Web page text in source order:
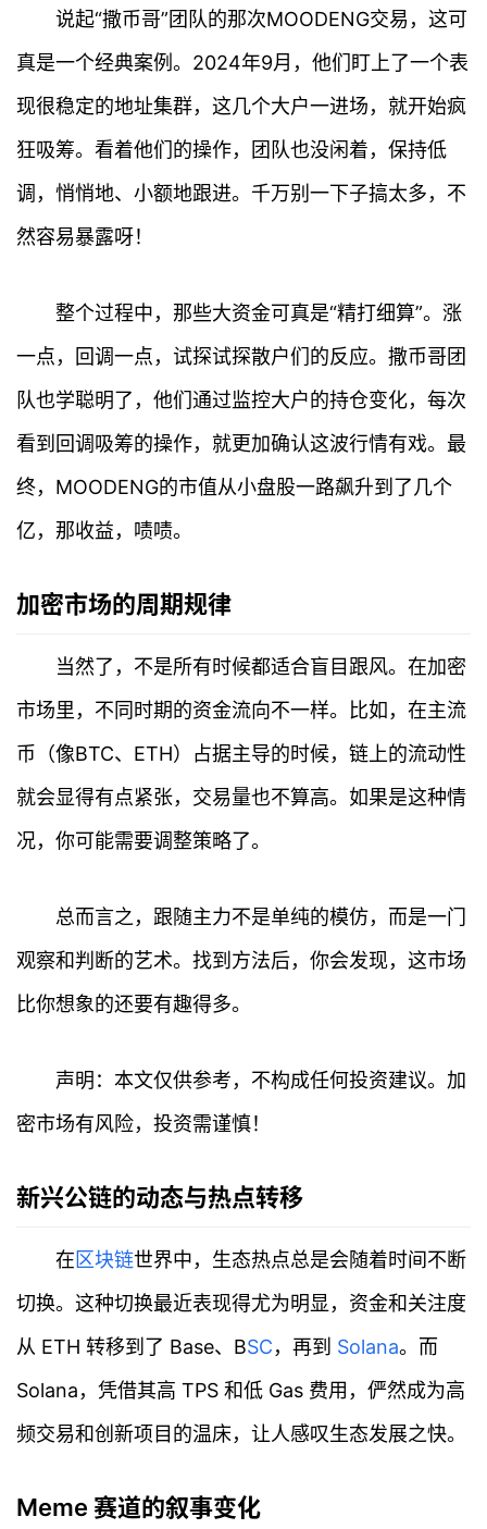
情
讯
说起“撒币哥”团队的那次MOODENG交易，这可
真是一个经典案例。2024年9月，他们盯上了一个表
现很稳定的地址集群，这几个大户一进场，就开始疯
狂吸筹。看着他们的操作，团队也没闲着，保持低
调，悄悄地、小额地跟进。千万别一下子搞太多，不
然容易暴露呀！
整个过程中，那些大资金可真是“精打细算”。涨
一点，回调一点，试探试探散户们的反应。撒币哥团
队也学聪明了，他们通过监控大户的持仓变化，每次
看到回调吸筹的操作，就更加确认这波行情有戏。最
终，MOODENG的市值从小盘股一路飙升到了几个
亿，那收益，啧啧。
加密市场的周期规律
当然了，不是所有时候都适合盲目跟风。在加密
市场里，不同时期的资金流向不一样。比如，在主流
币（像BTC、ETH）占据主导的时候，链上的流动性
就会显得有点紧张，交易量也不算高。如果是这种情
况，你可能需要调整策略了。
总而言之，跟随主力不是单纯的模仿，而是一门
观察和判断的艺术。找到方法后，你会发现，这市场
比你想象的还要有趣得多。
声明：本文仅供参考，不构成任何投资建议。加
密市场有风险，投资需谨慎！
新兴公链的动态与热点转移
在区块链世界中，生态热点总是会随着时间不断
切换。这种切换最近表现得尤为明显，资金和关注度
从 ETH 转移到了 Base、BSC，再到 Solana。而
Solana，凭借其高 TPS 和低 Gas 费用，俨然成为高
频交易和创新项目的温床，让人感叹生态发展之快。
Meme 赛道的叙事变化